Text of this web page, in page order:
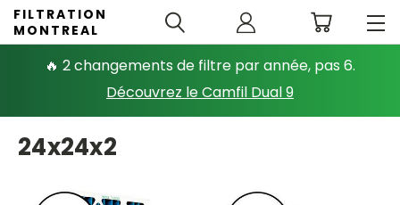
🔥 2 changements de filtre par année, pas 6.
Découvrez le Camfil Dual 9
FILTRATION
MONTREAL
24x24x2